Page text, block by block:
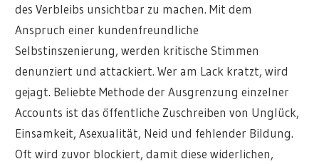
des Verbleibs unsichtbar zu machen. Mit dem
Anspruch einer kundenfreundliche
Selbstinszenierung, werden kritische Stimmen
denunziert und attackiert. Wer am Lack kratzt, wird
gejagt. Beliebte Methode der Ausgrenzung einzelner
Accounts ist das öffentliche Zuschreiben von Unglück,
Einsamkeit, Asexualität, Neid und fehlender Bildung.
Oft wird zuvor blockiert, damit diese widerlichen,